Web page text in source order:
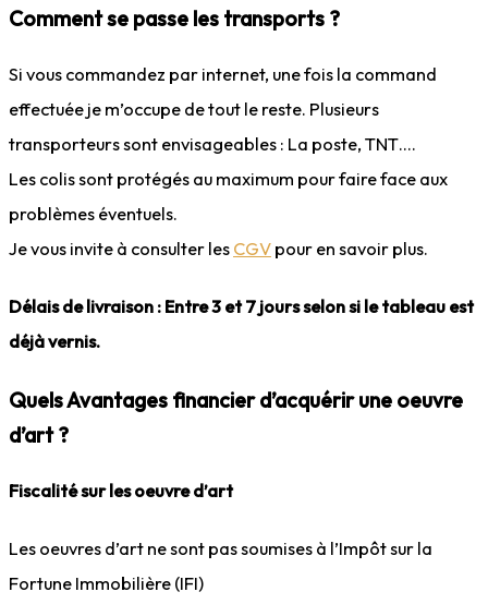
Comment se passe les transports ?
Si vous commandez par internet, une fois la command
effectuée je m’occupe de tout le reste. Plusieurs
transporteurs sont envisageables : La poste, TNT….
Les colis sont protégés au maximum pour faire face aux
problèmes éventuels.
Je vous invite à consulter les CGV pour en savoir plus.
Délais de livraison : Entre 3 et 7 jours selon si le tableau est
déjà vernis.
Quels Avantages financier d’acquérir une oeuvre
d’art ?
Fiscalité sur les oeuvre d’art
Les oeuvres d’art ne sont pas soumises à l’Impôt sur la
Fortune Immobilière (IFI)